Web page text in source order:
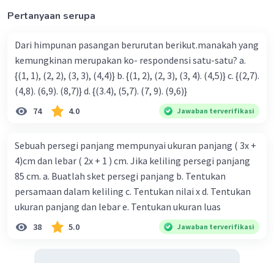
Pertanyaan serupa
Dari himpunan pasangan berurutan berikut.manakah yang
kemungkinan merupakan ko- respondensi satu-satu? a.
{(1, 1), (2, 2), (3, 3), (4,4)} b. {(1, 2), (2, 3), (3, 4). (4,5)} c. {(2,7).
(4,8). (6,9). (8,7)} d. {(3.4), (5,7). (7, 9). (9,6)}
74 4.0 Jawaban terverifikasi
Sebuah persegi panjang mempunyai ukuran panjang ( 3x +
4)cm dan lebar ( 2x + 1 ) cm. Jika keliling persegi panjang
85 cm. a. Buatlah sket persegi panjang b. Tentukan
persamaan dalam keliling c. Tentukan nilai x d. Tentukan
ukuran panjang dan lebar e. Tentukan ukuran luas
38 5.0 Jawaban terverifikasi